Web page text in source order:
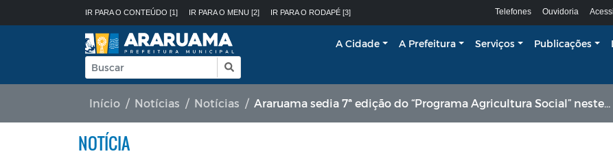
IR PARA O CONTEÚDO [1] IR PARA O MENU [2] IR PARA O RODAPÉ [3] Telefones Ouvidoria
A Cidade A Prefeitura Serviços Publicações
Início Notícias Notícias Araruama sedia 7ª edição do “Programa Agricultura Social” neste sábado
NOTÍCIA